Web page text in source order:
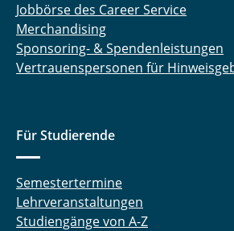
Jobbörse des Career Service
Merchandising
Sponsoring- & Spendenleistungen
Vertrauenspersonen für
Für Studierende
Semestertermine
Lehrveranstaltungen
Studiengänge von A-Z